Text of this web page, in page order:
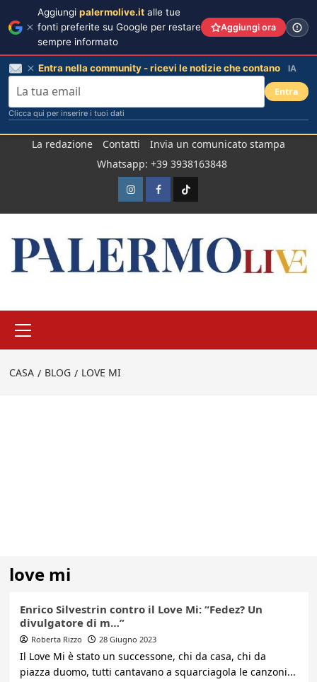
La redazione Contatti
Invia un comunicato stampa
Whatsapp: +39 3938163848
InstagramFacebook
TikTok
principale
CASA BLOG LOVE MI
love mi
Enrico Silvestrin contro il Love Mi: “Fedez? Un
divulgatore di m…”
Roberta Rizzo 28 Giugno 2023
Il Love Mi è stato un successone, chi da casa, chi da
piazza duomo, tutti cantavano a squarciagola le canzoni...
Aggiungi palermolive.it alle tue
fonti preferite su Google per restare
sempre informato
Aggiungi ora
Entra nella community - ricevi le notizie che contano IA
Entra
Clicca qui per inserire i tuoi dati